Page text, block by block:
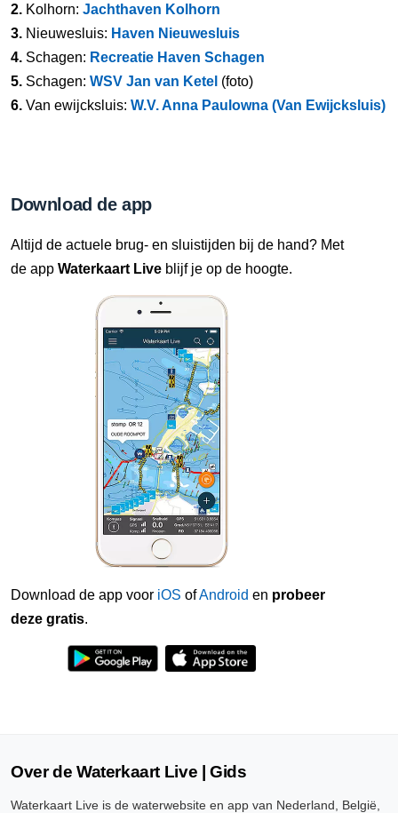
2. Kolhorn: Jachthaven Kolhorn
3. Nieuwesluis: Haven Nieuwesluis
4. Schagen: Recreatie Haven Schagen
5. Schagen: WSV Jan van Ketel (foto)
6. Van ewijcksluis: W.V. Anna Paulowna (Van Ewijcksluis)
Download de app
Altijd de actuele brug- en sluistijden bij de hand? Met
de app Waterkaart Live blijf je op de hoogte.
Download de app voor iOS ofAndroid en probeer
deze gratis.
Over de Waterkaart Live | Gids
Waterkaart Live is de waterwebsite en app van Nederland, België,